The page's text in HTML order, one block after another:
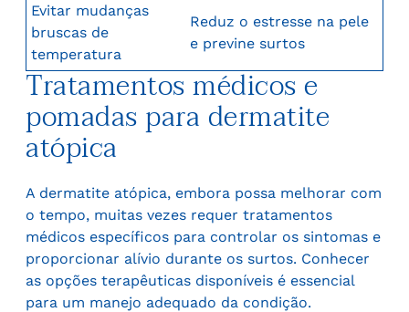
Evitar mudanças
bruscas de
temperatura
Reduz o estresse na pele
e previne surtos
Tratamentos médicos e
pomadas para dermatite
atópica
A dermatite atópica, embora possa melhorar com
o tempo, muitas vezes requer tratamentos
médicos específicos para controlar os sintomas e
proporcionar alívio durante os surtos. Conhecer
as opções terapêuticas disponíveis é essencial
para um manejo adequado da condição.